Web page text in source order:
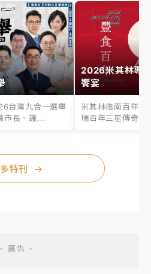
台灣九合一選舉
市長、議...
2026米其林專
饗宴
米其林指南百年之
瑞百年三星傳奇、
特刊 →